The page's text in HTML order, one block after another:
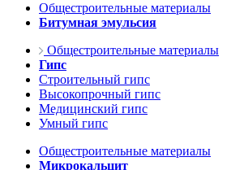
Общестроительные материалы
Битумная эмульсия
Общестроительные материалы
Гипс
Строительный гипс
Высокопрочный гипс
Медицинский гипс
Умный гипс
Общестроительные материалы
Микрокальцит